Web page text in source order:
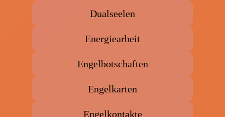
Dualseelen
Energiearbeit
Engelbotschaften
Engelkarten
Engelkontakte